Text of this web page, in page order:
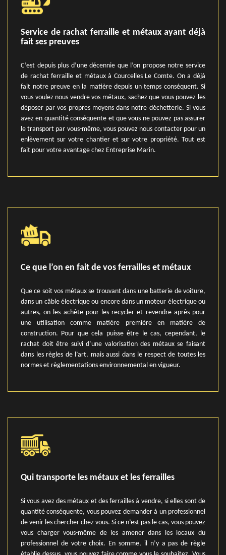
Service de rachat ferraille et métaux ayant déjà
fait ses preuves
C’est depuis plus d’une décennie que l’on propose notre service
de rachat ferraille et métaux à Courcelles Le Comte. On a déjà
fait notre preuve en la matière depuis un temps conséquent. Si
vous voulez nous vendre vos métaux, sachez que vous pouvez les
déposer par vos propres moyens dans notre déchetterie. Si vous
avez en quantité conséquente et que vous ne pouvez pas assurer
le transport par vous-même, vous pouvez nous contacter pour un
enlèvement sur votre chantier et sur votre propriété. Tout est
fait pour votre avantage chez Entreprise Marin.
Ce que l’on en fait de vos ferrailles et métaux
Que ce soit vos métaux se trouvant dans une batterie de voiture,
dans un câble électrique ou encore dans un moteur électrique ou
autres, on les achète pour les recycler et revendre après pour
une utilisation comme matière première en matière de
construction. Pour que cela puisse être le cas, cependant, le
rachat doit être suivi d’une valorisation des métaux se faisant
dans les règles de l’art, mais aussi dans le respect de toutes les
normes et règlementations environnemental en vigueur.
Qui transporte les métaux et les ferrailles
Si vous avez des métaux et des ferrailles à vendre, si elles sont de
quantité conséquente, vous pouvez demander à un professionnel
de venir les chercher chez vous. Si ce n’est pas le cas, vous pouvez
vous charger vous-même de les amener dans les locaux du
professionnel de votre choix. En somme, il n’y a pas de règle